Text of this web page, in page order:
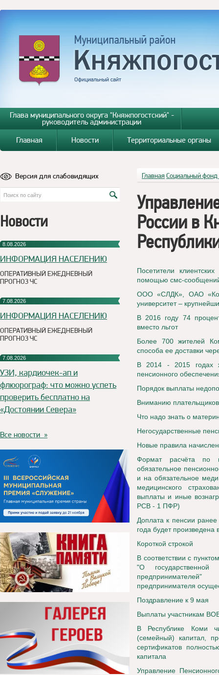
Глава муниципального округа "Княжпогостский" -
руководитель администрации
Главная
Новости Территориальные органы
Версия для слабовидящих
Новости
8.08.2026
ИНФОРМАЦИЯ НАСЕЛЕНИЮ
ОПЕРАТИВНЫЙ ЕЖЕДНЕВНЫЙ
ПРОГНОЗ ЧС
7.08.2026
ИНФОРМАЦИЯ НАСЕЛЕНИЮ
ОПЕРАТИВНЫЙ ЕЖЕДНЕВНЫЙ
ПРОГНОЗ ЧС
7.08.2026
УЗИ, кардиочек-ап и
флюорограф: что можно успеть
проверить бесплатно на
«Достоянии Севера»
Все новости »
Главная Социальный фонд
России в
Посетители
помощью смс-
ООО «СЛДК», ОАО
университет –
В 2016 году 74
вместо льгот
Более 700 жителей
способа ее доставки
В 2014 - 2015 годах
пенсионного
Порядок выплаты
Вниманию плательщиков
Что надо знать о
Негосударственные
Новые правила
Формат расчёта по
обязательное
и на обязательное
медицинского
выплаты и иные
РСВ - 1 ПФР)
Доплата к пенсии
года будет произведена
Короткой строкой
В соответствии с
"О
предпринимателей"
предпринимателя
Поздравление к 9 мая
Выплаты участникам
В Республике Коми
(семейный) капитал,
сертификатов
капитала
Управление